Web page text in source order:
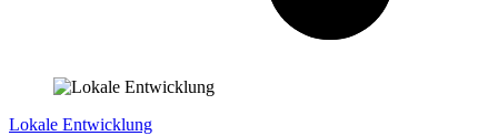
Lokale Entwicklung